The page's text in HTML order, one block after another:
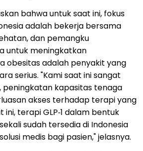
bahwa untuk saat ini, fokus
adalah bekerja bersama
dan pemangku
untuk meningkatkan
obesitas adalah penyakit yang
serius. "Kami saat ini sangat
peningkatan kapasitas tenaga
akses terhadap terapi yang
ini, terapi GLP‑1 dalam bentuk
sudah tersedia di Indonesia
medis bagi pasien," jelasnya.